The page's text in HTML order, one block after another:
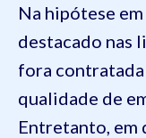
Na hipótese
destacado nas
fora
qualidade de
Entretanto, em